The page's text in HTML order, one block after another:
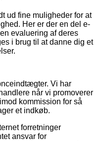
ud fine muligheder for at
Her er der en del e-
evaluering af deres
i brug til at danne dig et
Vi har
når vi promoverer
kommission for så
et indkøb.
forretninger
ansvar for